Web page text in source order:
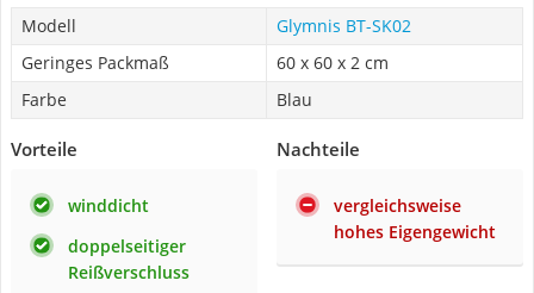
Modell
Glymnis BT-SK02
Geringes Packmaß
60 x 60 x 2 cm
Farbe
Blau
Vorteile
winddicht
doppelseitiger
Reißverschluss
Nachteile
vergleichsweise
hohes Eigengewicht